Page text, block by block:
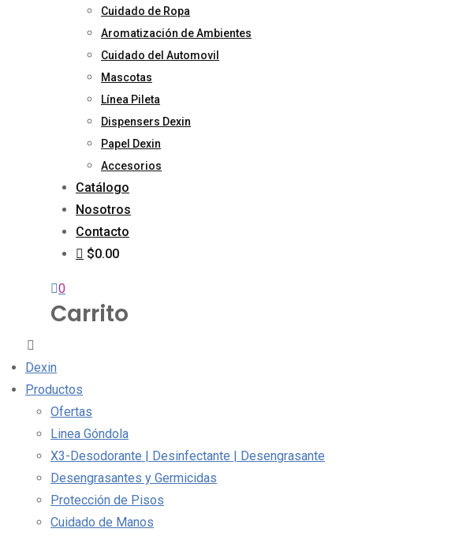
Cuidado de Ropa
Aromatización de Ambientes
Cuidado del Automovil
Mascotas
Línea Pileta
Dispensers Dexin
Papel Dexin
Accesorios
Catálogo
Nosotros
Contacto
$0.00
0
Carrito
Dexin
Productos
Ofertas
Linea Góndola
X3-Desodorante | Desinfectante | Desengrasante
Desengrasantes y Germicidas
Protección de Pisos
Cuidado de Manos